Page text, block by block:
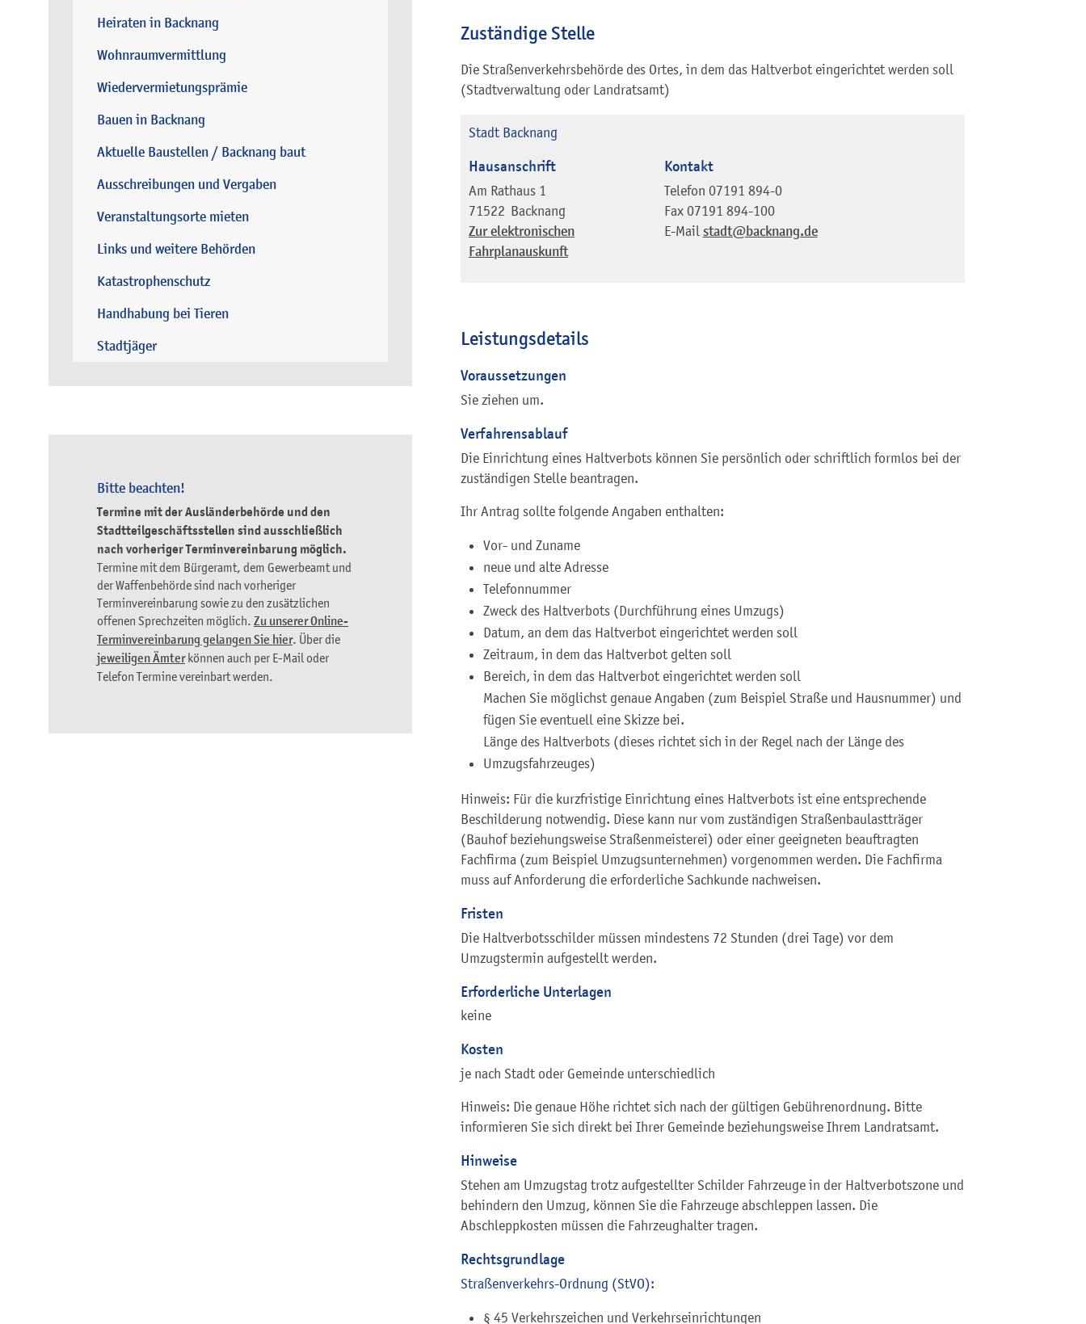
Heiraten in Backnang
Wohnraumvermittlung
Wiedervermietungsprämie
Bauen in Backnang
Aktuelle Baustellen / Backnang baut
Ausschreibungen und Vergaben
Veranstaltungsorte mieten
Links und weitere Behörden
Katastrophenschutz
Handhabung bei Tieren
Stadtjäger
Bitte beachten!
Termine mit der Ausländerbehörde und den
Stadtteilgeschäftsstellen sind ausschließlich
nach vorheriger Terminvereinbarung möglich.
Termine mit dem Bürgeramt, dem Gewerbeamt und
der Waffenbehörde sind nach vorheriger
Terminvereinbarung sowie zu den zusätzlichen
offenen Sprechzeiten möglich. Zu unserer Online-
Terminvereinbarung gelangen Sie hier. Über die
jeweiligen Ämterkönnen auch per E-Mail oder
Telefon Termine vereinbart werden.
Zuständige Stelle
Die Straßenverkehrsbehörde des Ortes, in dem das Haltverbot eingerichtet werden soll
(Stadtverwaltung oder Landratsamt)
Stadt Backnang
Hausanschrift
Am Rathaus 1
71522 Backnang
Zur elektronischen
Fahrplanauskunft
Kontakt
Telefon 07191 894-0
Fax 07191 894-100
E-Mail stadt@backnang.de
Leistungsdetails
Voraussetzungen
Sie ziehen um.
Verfahrensablauf
Die Einrichtung eines Haltverbots können Sie persönlich oder schriftlich formlos bei der
zuständigen Stelle beantragen.
Ihr Antrag sollte folgende Angaben enthalten:
Vor- und Zuname
neue und alte Adresse
Telefonnummer
Zweck des Haltverbots (Durchführung eines Umzugs)
Datum, an dem das Haltverbot eingerichtet werden soll
Zeitraum, in dem das Haltverbot gelten soll
Bereich, in dem das Haltverbot eingerichtet werden soll
Machen Sie möglichst genaue Angaben (zum Beispiel Straße und Hausnummer) und
fügen Sie eventuell eine Skizze bei.
Länge des Haltverbots (dieses richtet sich in der Regel nach der Länge des
Umzugsfahrzeuges)
Hinweis: Für die kurzfristige Einrichtung eines Haltverbots ist eine entsprechende
Beschilderung notwendig. Diese kann nur vom zuständigen Straßenbaulastträger
(Bauhof beziehungsweise Straßenmeisterei) oder einer geeigneten beauftragten
Fachfirma (zum Beispiel Umzugsunternehmen) vorgenommen werden. Die Fachfirma
muss auf Anforderung die erforderliche Sachkunde nachweisen.
Fristen
Die Haltverbotsschilder müssen mindestens 72 Stunden (drei Tage) vor dem
Umzugstermin aufgestellt werden.
Erforderliche Unterlagen
keine
Kosten
je nach Stadt oder Gemeinde unterschiedlich
Hinweis: Die genaue Höhe richtet sich nach der gültigen Gebührenordnung. Bitte
informieren Sie sich direkt bei Ihrer Gemeinde beziehungsweise Ihrem Landratsamt.
Hinweise
Stehen am Umzugstag trotz aufgestellter Schilder Fahrzeuge in der Haltverbotszone und
behindern den Umzug, können Sie die Fahrzeuge abschleppen lassen. Die
Abschleppkosten müssen die Fahrzeughalter tragen.
Rechtsgrundlage
Straßenverkehrs-Ordnung (StVO):
§ 45 Verkehrszeichen und Verkehrseinrichtungen